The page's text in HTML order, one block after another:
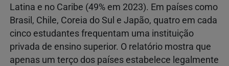
Latina e no Caribe (49% em 2023). Em países como
Brasil, Chile, Coreia do Sul e Japão, quatro em cada
cinco estudantes frequentam uma instituição
privada de ensino superior. O relatório mostra que
apenas um terço dos países estabelece legalmente